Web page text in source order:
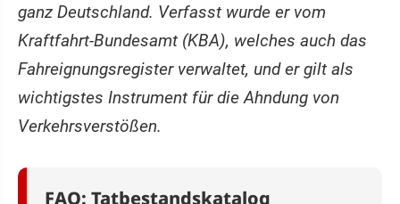
ganz Deutschland. Verfasst wurde er vom
Kraftfahrt-Bundesamt (KBA), welches auch das
Fahreignungsregister verwaltet, und er gilt als
wichtigstes Instrument für die Ahndung von
Verkehrsverstößen.
FAQ: Tatbestandskatalog